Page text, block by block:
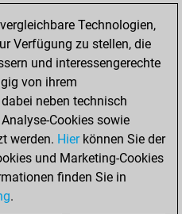
78
+37
1
Play
+1
Technologien,
Verfügung zu stellen, die
und interessengerechte
von ihrem
neben technisch
Cookies sowie
werden. Hierkönnen Sie der
und Marketing-Cookies
finden Sie in
.